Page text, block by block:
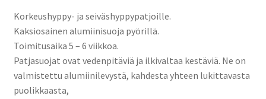
Korkeushyppy- ja seiväshyppypatjoille.
Kaksiosainen alumiinisuoja pyörillä.
Toimitusaika 5 – 6 viikkoa.
Patjasuojat ovat vedenpitäviä ja ilkivaltaa kestäviä. Ne on
valmistettu alumiinilevystä, kahdesta yhteen lukittavasta
puolikkaasta,